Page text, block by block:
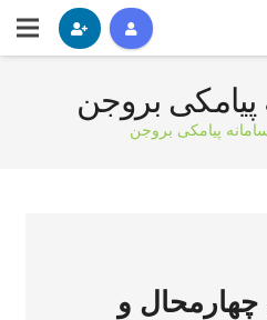
پیامکی بروجن
پیامکی بروجن
و